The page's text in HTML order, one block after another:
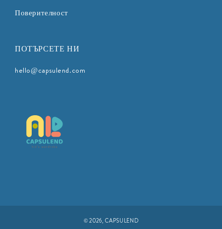
Поверителност
ПОТЪРСЕТЕ НИ
hello@capsulend.com
© 2026,CAPSULEND